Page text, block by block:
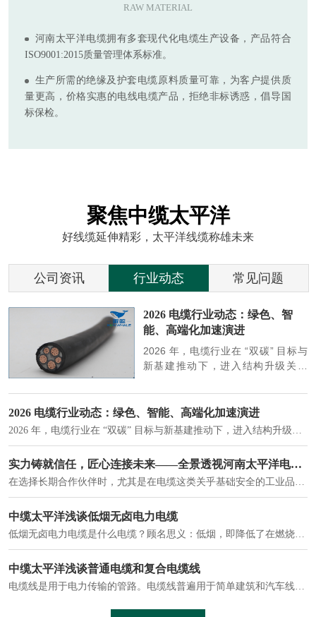
RAW MATERIAL
河南太平洋电缆拥有多套现代化电缆生产设备，产品符合
ISO9001:2015质量管理体系标准。
生产所需的绝缘及护套电缆原料质量可靠，为客户提供质
量更高，价格实惠的电线电缆产品，拒绝非标诱惑，倡导国
标保检。
聚焦中缆太平洋
好线缆延伸精彩，太平洋线缆称雄未来
公司资讯 行业动态 常见问题
2026 电缆行业动态：绿色、智
能、高端化加速演进
2026 年，电缆行业在 “双碳” 目标与
新基建推动下，进入结构升级关键
大清晰趋势，市场格局持续优化。
2026 电缆行业动态：绿色、智能、高端化加速演进
实力铸就信任，匠心连接未来——全景透视河南太平洋电缆厂
在选择长期合作伙伴时，尤其是在电缆这类关乎基础安全的工业品上，供应商的“内在实力”远比一纸报价单更重要。今天，我们邀请您“云参观”河南太平洋电缆厂，透过每一个细节，看我们如何将“可靠”二字，铸入每一米电缆。
中缆太平洋浅谈低烟无卤电力电缆
低烟无卤电力电缆是什么电缆？顾名思义：低烟，即降低了在燃烧时有害物体的产生；卤素对于人体来说是一种有毒气体，无卤就是没有毒气体的释放，通常是针对电缆遇火灾时而言的。低烟无卤电力电缆又可以称之为环保电缆，低烟无卤电缆大多数用于医院和对环境卫生要求比较严格的地方。
中缆太平洋浅谈普通电缆和复合电缆线
电缆线是用于电力传输的管路。电缆线普遍用于简单建筑和汽车线材，作为能源输送缆线，电缆线的复杂结构勿庸置疑。根据目标功能，电缆线具有以下一些特点：建筑用和车用线材要求轻质、大批量生产、价格低廉、具有相当的电学和力学性能和长时间的耐老化性能；工业用线材必须具有符合客户要求的性能；